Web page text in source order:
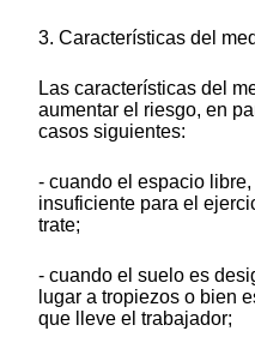
3. Características del
Las características del
aumentar el riesgo, en
casos siguientes:
- cuando el espacio
insuficiente para el
trate;
- cuando el suelo es
lugar a tropiezos o bien
que lleve el trabajador;